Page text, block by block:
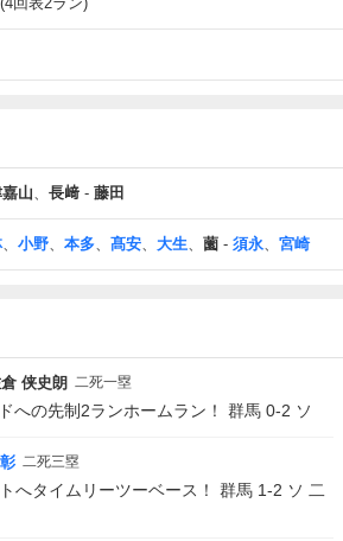
山、 長﨑 - 藤田
、 小野、 本多、 髙安、 大生、 薗 - 須永、 宮崎
侠史朗 二死一塁
への先制2ランホームラン！ 群馬 0-2 ソ
二死三塁
へタイムリーツーベース！ 群馬 1-2 ソ 二